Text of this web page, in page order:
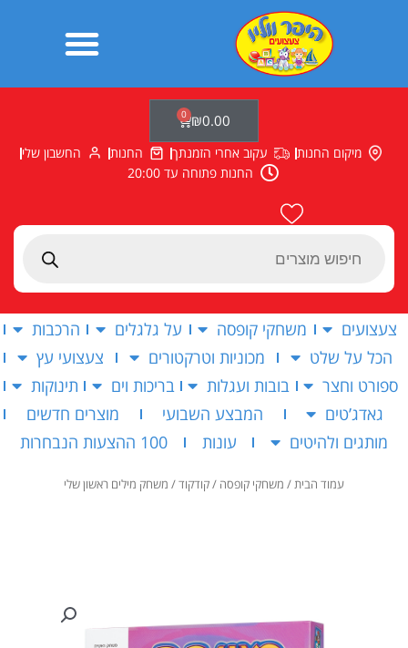
Products
₪0.00
0
עגלת
קניות
מיקום החנות עקוב אחרי הזמנתך החנות
החשבון שלי
החנות פתוחה עד 20:00
צעצועים משחקי קופסה על גלגלים
הרכבות
הכל על שלט
מכוניות וטרקטורים
צעצועי עץ
ספורט וחצר
בובות ועגלות בריכות וים
תינוקות
גאדג’טים
המבצע השבועי
מוצרים חדשים
מותגים ולהיטים
עונות 100 ההצעות הנבחרות
עמוד הבית/ משחקי קופסה /קודקוד/ משחק מילים ראשון שלי